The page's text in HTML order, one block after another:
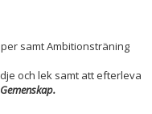
samt Ambitionsträning
och lek samt att efterleva